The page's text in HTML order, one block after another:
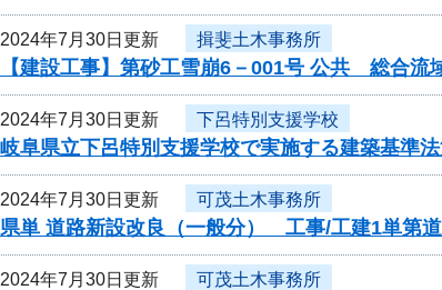
2024年7月30日更新 揖斐土木事務所
【建設工事】第砂工雪崩6－001号 公共 総合流
2024年7月30日更新 下呂特別支援学校
岐阜県立下呂特別支援学校で実施する建築基準
2024年7月30日更新 可茂土木事務所
県単 道路新設改良（一般分） 工事/工建1単第
2024年7月30日更新 可茂土木事務所